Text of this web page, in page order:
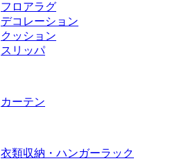
フロアラグ
デコレーション
クッション
スリッパ
カーテン
衣類収納・ハンガーラック